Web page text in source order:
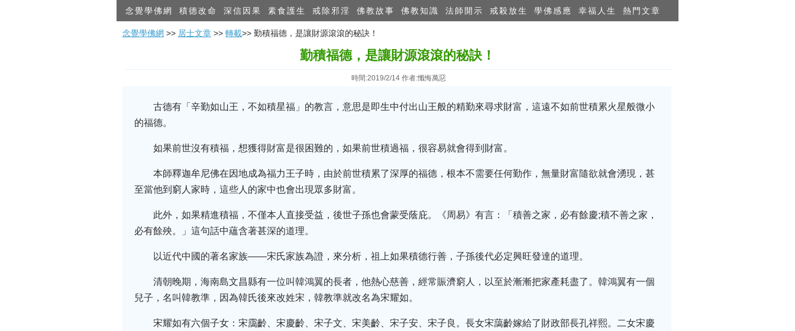
念覺學佛網 積德改命 深信因果 素食護生 戒除邪淫 佛教故事 佛教知識 法師開示 戒殺放生 學佛感應 幸福人生 熱門文章
念覺學佛網 >> 居士文章 >> 轉載>> 勤積福德，是讓財源滾滾的秘訣！
勤積福德，是讓財源滾滾的秘訣！
時間:2019/2/14 作者:懺悔萬惡
古德有「辛勤如山王，不如積星福」的教言，意思是即生中付出山王般的精勤來尋求財富，這遠不如前世積累火星般微小
的福德。
如果前世沒有積福，想獲得財富是很困難的，如果前世積過福，很容易就會得到財富。
本師釋迦牟尼佛在因地成為福力王子時，由於前世積累了深厚的福德，根本不需要任何勤作，無量財富隨欲就會湧現，甚
至當他到窮人家時，這些人的家中也會出現眾多財富。
此外，如果精進積福，不僅本人直接受益，後世子孫也會蒙受蔭庇。《周易》有言：「積善之家，必有餘慶;積不善之家，
必有餘殃。」這句話中蘊含著甚深的道理。
以近代中國的著名家族——宋氏家族為證，來分析，祖上如果積德行善，子孫後代必定興旺發達的道理。
清朝晚期，海南島文昌縣有一位叫韓鴻翼的長者，他熱心慈善，經常賑濟窮人，以至於漸漸把家產耗盡了。韓鴻翼有一個
兒子，名叫韓教準，因為韓氏後來改姓宋，韓教準就改名為宋耀如。
宋耀如有六個子女：宋靄齡、宋慶齡、宋子文、宋美齡、宋子安、宋子良。長女宋藹齡嫁給了財政部長孔祥熙。二女宋慶